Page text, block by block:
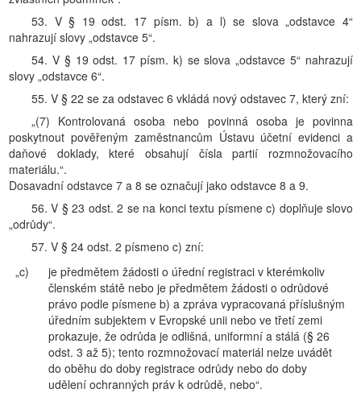
53. V § 19 odst. 17 písm. b) a l) se slova „odstavce 4“
nahrazují slovy „odstavce 5“.
54. V § 19 odst. 17 písm. k) se slova „odstavce 5“ nahrazují
slovy „odstavce 6“.
55. V § 22 se za odstavec 6 vkládá nový odstavec 7, který zní:
„(7) Kontrolovaná osoba nebo povinná osoba je povinna
poskytnout pověřeným zaměstnancům Ústavu účetní evidenci a
daňové doklady, které obsahují čísla partií rozmnožovacího
materiálu.“.
Dosavadní odstavce 7 a 8 se označují jako odstavce 8 a 9.
56. V § 23 odst. 2 se na konci textu písmene c) doplňuje slovo
„odrůdy“.
57. V § 24 odst. 2 písmeno c) zní:
„c)
je předmětem žádosti o úřední registraci v kterémkoliv
členském státě nebo je předmětem žádosti o odrůdové
právo podle písmene b) a zpráva vypracovaná příslušným
úředním subjektem v Evropské unii nebo ve třetí zemi
prokazuje, že odrůda je odlišná, uniformní a stálá (§ 26
odst. 3 až 5); tento rozmnožovací materiál nelze uvádět
do oběhu do doby registrace odrůdy nebo do doby
udělení ochranných práv k odrůdě, nebo“.